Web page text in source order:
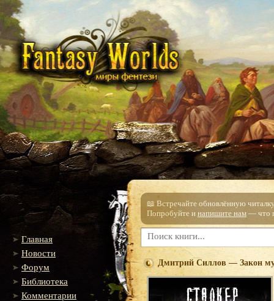
Главная
Новости
Форум
Библиотека
Комментарии
📖 Встречайте обновлённую
Попробуйте и напишите нам — что
Дмитрий Силлов — Закон